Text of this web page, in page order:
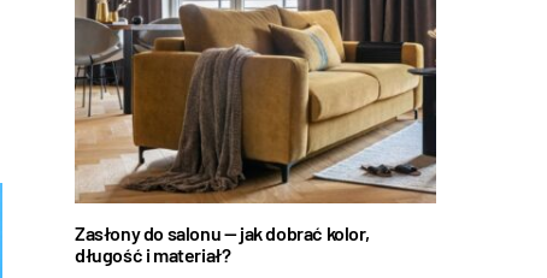
Zasłony do salonu — jak dobrać kolor,
długość i materiał?